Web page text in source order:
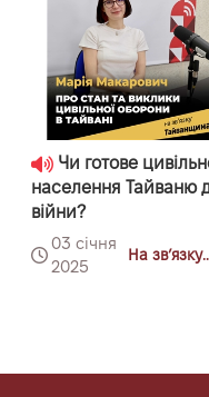
Чи готове
населення Тайваню
війни?
03 січня
2025
На звʼязку